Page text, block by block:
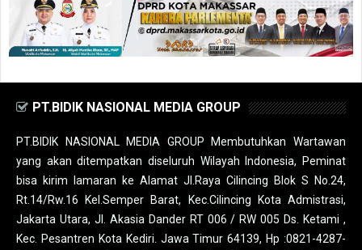
PT.BIDIK NASIONAL MEDIA GROUP
PT.BIDIK NASIONAL MEDIA GROUP Membutuhkan Wartawan
yang akan ditempatkan diseluruh Wilayah Indonesia, Peminat
bisa kirim lamaran ke Alamat Jl.Raya Cilincing Blok S No.24,
Rt.14/Rw.16 Kel.Semper Barat, Kec.Cilincing Kota Admistrasi,
Jakarta Utara, Jl. Akasia Dander RT 006 / RW 005 Ds. Ketami ,
Kec. Pesantren Kota Kediri. Jawa Timur 64139, Hp :0821-4287-